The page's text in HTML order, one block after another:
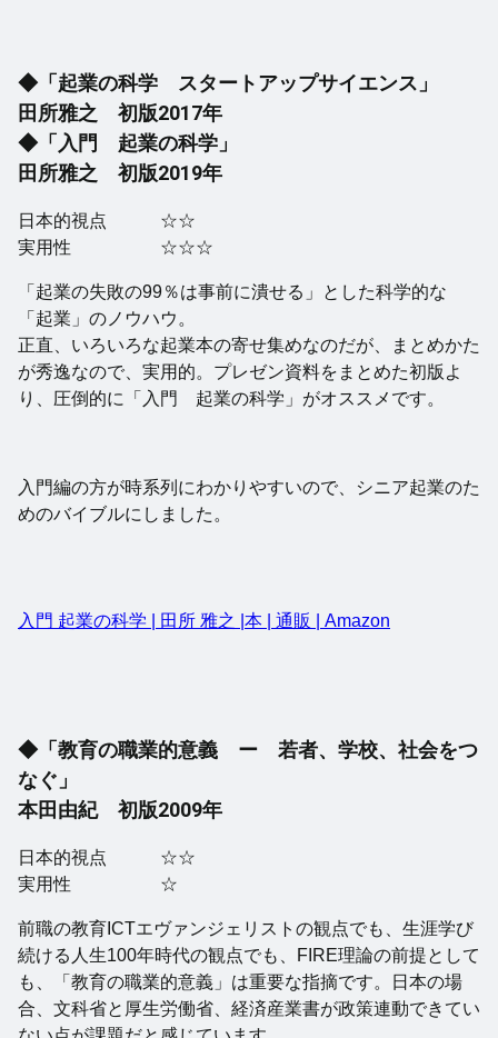
◆「起業の科学 スタートアップサイエンス」
田所雅之 初版2017年
◆「入門 起業の科学」
田所雅之 初版2019年
日本的視点 ☆☆
実用性 ☆☆☆
「起業の失敗の99％は事前に潰せる」とした科学的な
「起業」のノウハウ。
正直、いろいろな起業本の寄せ集めなのだが、まとめかた
が秀逸なので、実用的。プレゼン資料をまとめた初版よ
り、圧倒的に「入門 起業の科学」がオススメです。
入門編の方が時系列にわかりやすいので、シニア起業のた
めのバイブルにしました。
入門 起業の科学 | 田所 雅之 |本 | 通販 | Amazon
◆「教育の職業的意義 ー 若者、学校、社会をつ
なぐ」
本田由紀 初版2009年
日本的視点 ☆☆
実用性 ☆
前職の教育ICTエヴァンジェリストの観点でも、生涯学び
続ける人生100年時代の観点でも、FIRE理論の前提として
も、「教育の職業的意義」は重要な指摘です。日本の場
合、文科省と厚生労働省、経済産業書が政策連動できてい